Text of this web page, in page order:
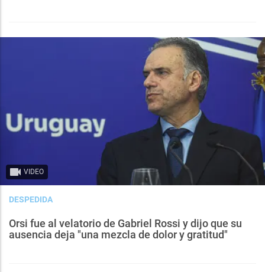
VIDEO
DESPEDIDA
Orsi fue al velatorio de Gabriel Rossi y dijo que su
ausencia deja "una mezcla de dolor y gratitud"